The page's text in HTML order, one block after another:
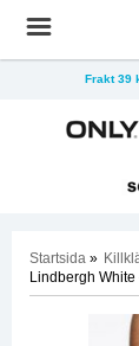
Frakt 39
Startsida »
Lindbergh